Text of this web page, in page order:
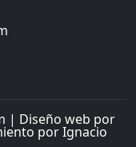
| Diseño web por
por Ignacio